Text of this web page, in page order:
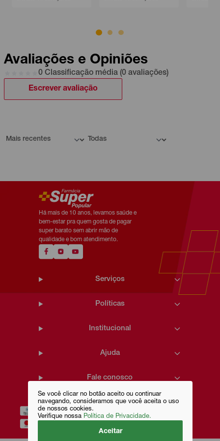
Se você clicar no botão aceito ou continuar
navegando, consideramos que você aceita o uso
de nossos cookies.
Verifique nossa Política de Privacidade.
Aceitar
Avaliações e Opiniões
0 Classificação média (0 avaliações)
Escrever avaliação
Há mais de 10 anos, levamos saúde e
bem-estar pra quem gosta de pagar
super barato sem abrir mão de
qualidade e bom atendimento.
Serviços
Políticas
Institucional
Ajuda
Fale conosco